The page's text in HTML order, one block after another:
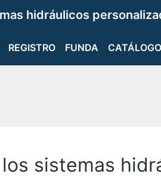
hidráulicos
REGISTRO FUNDA CATÁLOGO
sistemas